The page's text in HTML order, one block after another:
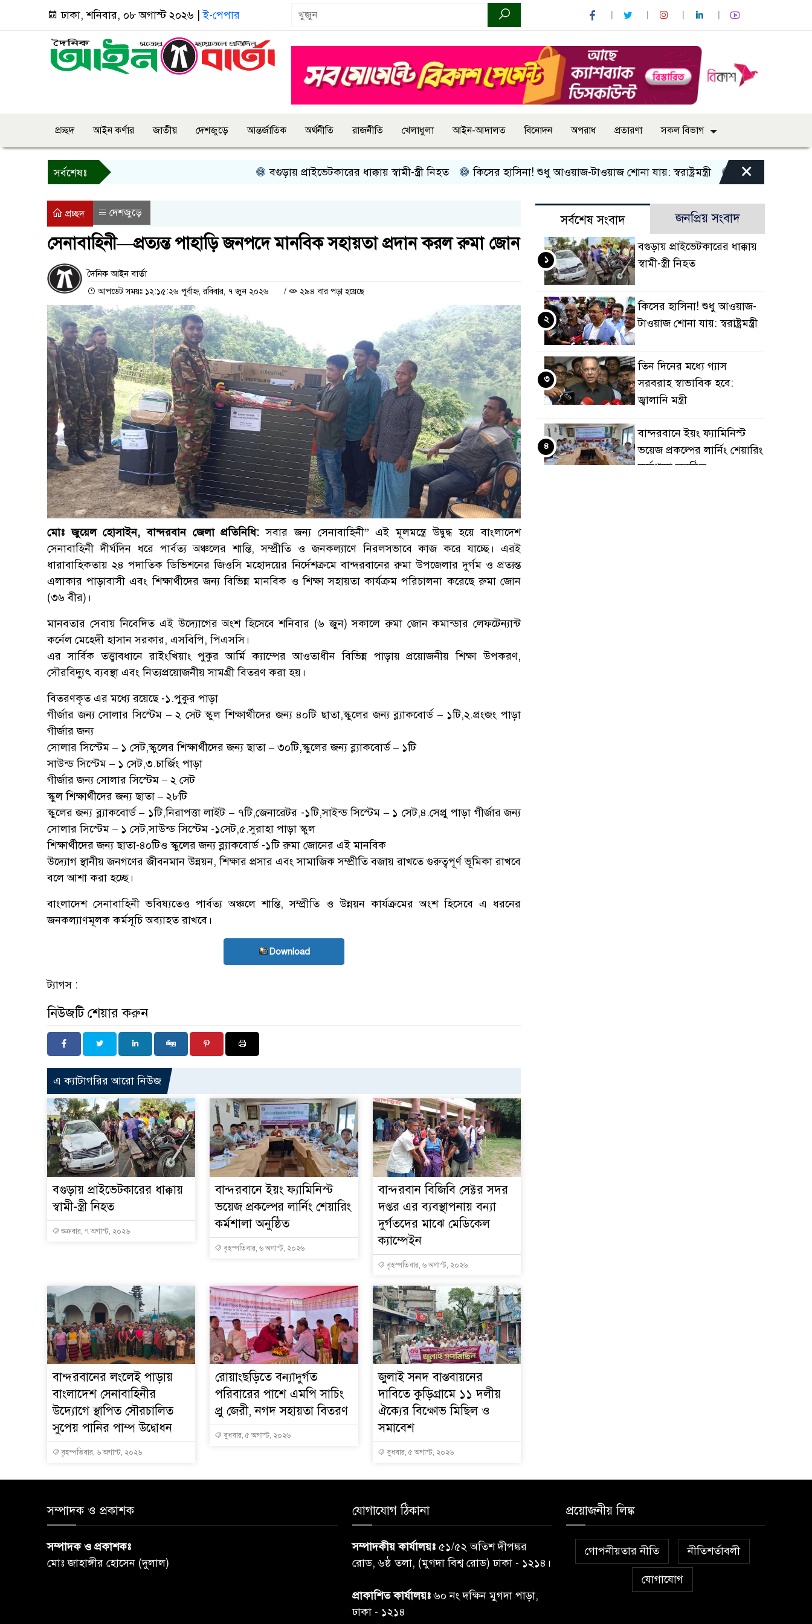
ঢাকা, শনিবার, ০৮ অগাস্ট ২০২৬ |ই-পেপার
প্রচ্ছদ আইন কর্ণার জাতীয় দেশজুড়ে আন্তর্জাতিক অর্থনীতি রাজনীতি খেলাধুলা আইন-আদালত বিনোদন অপরাধ প্রতারণা সকল বিভাগ
সর্বশেষঃ বগুড়ায় প্রাইভেটকারের ধাক্কায় স্বামী-স্ত্রী নিহত কিসের হাসিনা! শুধু আওয়াজ-টাওয়াজ শোনা যায়: স্বরাষ্ট্রমন্ত্রী তিন দিনের মধ্যে গ্যাস
×
প্রচ্ছদ দেশজুড়ে
সেনাবাহিনী—প্রত্যন্ত পাহাড়ি জনপদে মানবিক সহায়তা প্রদান করল রুমা জোন
দৈনিক আইন বার্তা
আপডেট সময়ঃ ১২:১৫:২৬ পূর্বাহ্ন, রবিবার, ৭ জুন ২০২৬ / ২৯৪ বার পড়া হয়েছে
মোঃ জুয়েল হোসাইন, বান্দরবান জেলা প্রতিনিধি: সবার জন্য সেনাবাহিনী” এই মূলমন্ত্রে উদ্বুদ্ধ হয়ে বাংলাদেশ
সেনাবাহিনী দীর্ঘদিন ধরে পার্বত্য অঞ্চলের শান্তি, সম্প্রীতি ও জনকল্যাণে নিরলসভাবে কাজ করে যাচ্ছে। এরই
ধারাবাহিকতায় ২৪ পদাতিক ডিভিশনের জিওসি মহোদয়ের নির্দেশক্রমে বান্দরবানের রুমা উপজেলার দুর্গম ও প্রত্যন্ত
এলাকার পাড়াবাসী এবং শিক্ষার্থীদের জন্য বিভিন্ন মানবিক ও শিক্ষা সহায়তা কার্যক্রম পরিচালনা করেছে রুমা জোন
(৩৬ বীর)।
মানবতার সেবায় নিবেদিত এই উদ্যোগের অংশ হিসেবে শনিবার (৬ জুন) সকালে রুমা জোন কমান্ডার লেফটেন্যান্ট
কর্নেল মেহেদী হাসান সরকার, এসবিপি, পিএসসি।
এর সার্বিক তত্ত্বাবধানে রাইংখিয়াং পুকুর আর্মি ক্যাম্পের আওতাধীন বিভিন্ন পাড়ায় প্রয়োজনীয় শিক্ষা উপকরণ,
সৌরবিদ্যুৎ ব্যবস্থা এবং নিত্যপ্রয়োজনীয় সামগ্রী বিতরণ করা হয়।
বিতরণকৃত এর মধ্যে রয়েছে -১.পুকুর পাড়া
গীর্জার জন্য সোলার সিস্টেম – ২ সেট স্কুল শিক্ষার্থীদের জন্য ৪০টি ছাতা,স্কুলের জন্য ব্ল্যাকবোর্ড – ১টি,২.প্রংজং পাড়া
গীর্জার জন্য
সোলার সিস্টেম – ১ সেট,স্কুলের শিক্ষার্থীদের জন্য ছাতা – ৩০টি,স্কুলের জন্য ব্ল্যাকবোর্ড – ১টি
সাউন্ড সিস্টেম – ১ সেট,৩.চার্জিং পাড়া
গীর্জার জন্য সোলার সিস্টেম – ২ সেট
স্কুল শিক্ষার্থীদের জন্য ছাতা – ২৮টি
স্কুলের জন্য ব্ল্যাকবোর্ড – ১টি,নিরাপত্তা লাইট – ৭টি,জেনারেটর -১টি,সাইন্ড সিস্টেম – ১ সেট,৪.সেপ্রু পাড়া গীর্জার জন্য
সোলার সিস্টেম – ১ সেট,সাউন্ড সিস্টেম -১সেট,৫.সুরাহা পাড়া স্কুল
শিক্ষার্থীদের জন্য ছাতা-৪০টিও স্কুলের জন্য ব্ল্যাকবোর্ড -১টি রুমা জোনের এই মানবিক
উদ্যোগ স্থানীয় জনগণের জীবনমান উন্নয়ন, শিক্ষার প্রসার এবং সামাজিক সম্প্রীতি বজায় রাখতে গুরুত্বপূর্ণ ভূমিকা রাখবে
বলে আশা করা হচ্ছে।
বাংলাদেশ সেনাবাহিনী ভবিষ্যতেও পার্বত্য অঞ্চলে শান্তি, সম্প্রীতি ও উন্নয়ন কার্যক্রমের অংশ হিসেবে এ ধরনের
জনকল্যাণমূলক কর্মসূচি অব্যাহত রাখবে।
Download
ট্যাগস :
নিউজটি শেয়ার করুন
এ ক্যাটাগরির আরো নিউজ
বগুড়ায় প্রাইভেটকারের ধাক্কায়
স্বামী-স্ত্রী নিহত
শুক্রবার, ৭ অগাস্ট, ২০২৬
বান্দরবানে ইয়ং ফ্যামিনিস্ট
ভয়েজ প্রকল্পের লার্নিং শেয়ারিং
কর্মশালা অনুষ্ঠিত
বৃহস্পতিবার, ৬ অগাস্ট, ২০২৬
বান্দরবান বিজিবি সেক্টর সদর
দপ্তর এর ব্যবস্থাপনায় বন্যা
দুর্গতদের মাঝে মেডিকেল
ক্যাম্পেইন
বৃহস্পতিবার, ৬ অগাস্ট, ২০২৬
বান্দরবানের লংলেই পাড়ায়
বাংলাদেশ সেনাবাহিনীর
উদ্যোগে স্থাপিত সৌরচালিত
সুপেয় পানির পাম্প উদ্বোধন
বৃহস্পতিবার, ৬ অগাস্ট, ২০২৬
রোয়াংছড়িতে বন্যাদুর্গত
পরিবারের পাশে এমপি সাচিং
প্রু জেরী, নগদ সহায়তা বিতরণ
বুধবার, ৫ অগাস্ট, ২০২৬
জুলাই সনদ বাস্তবায়নের
দাবিতে কুড়িগ্রামে ১১ দলীয়
ঐক্যের বিক্ষোভ মিছিল ও
সমাবেশ
বুধবার, ৫ অগাস্ট, ২০২৬
সর্বশেষ সংবাদ জনপ্রিয় সংবাদ
বগুড়ায় প্রাইভেটকারের ধাক্কায়
স্বামী-স্ত্রী নিহত
১
কিসের হাসিনা! শুধু আওয়াজ-
টাওয়াজ শোনা যায়: স্বরাষ্ট্রমন্ত্রী
২
তিন দিনের মধ্যে গ্যাস
সরবরাহ স্বাভাবিক হবে:
জ্বালানি মন্ত্রী
৩
বান্দরবানে ইয়ং ফ্যামিনিস্ট
ভয়েজ প্রকল্পের লার্নিং শেয়ারিং
কর্মশালা অনুষ্ঠিত
৪
সম্পাদক ও প্রকাশক
সম্পাদক ও প্রকাশকঃ
মোঃ জাহাঙ্গীর হোসেন (দুলাল)
যোগাযোগ ঠিকানা
সম্পাদকীয় কার্যালয়ঃ ৫১/৫২ অতিশ দীপঙ্কর
রোড, ৬ষ্ঠ তলা, (মুগদা বিশ্ব রোড) ঢাকা - ১২১৪।
প্রাকাশিত কার্যালয়ঃ৬০ নং দক্ষিন মুগদা পাড়া,
ঢাকা - ১২১৪
প্রয়োজনীয় লিঙ্ক
গোপনীয়তার নীতি নীতিশর্তাবলী
যোগাযোগ